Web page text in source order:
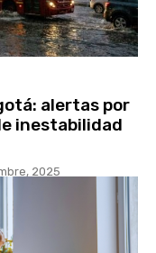
alertas por
inestabilidad
2025